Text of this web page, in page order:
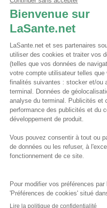
Licence
Licence
49
59650
Tous
Conditions